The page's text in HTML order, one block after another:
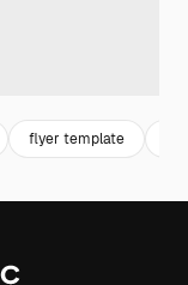
flyer template